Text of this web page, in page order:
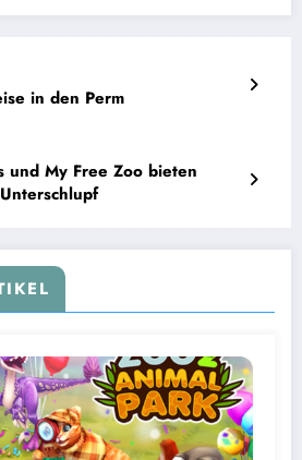
in den Perm
und My Free Zoo bieten